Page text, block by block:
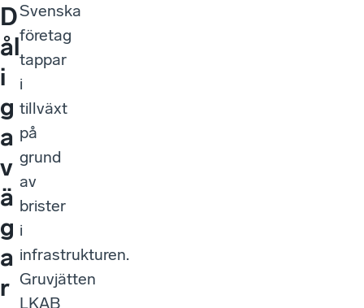
D
ål
i
g
a
v
ä
g
a
r
Svenska
företag
tappar
i
tillväxt
på
grund
av
brister
i
infrastrukturen.
Gruvjätten
LKAB